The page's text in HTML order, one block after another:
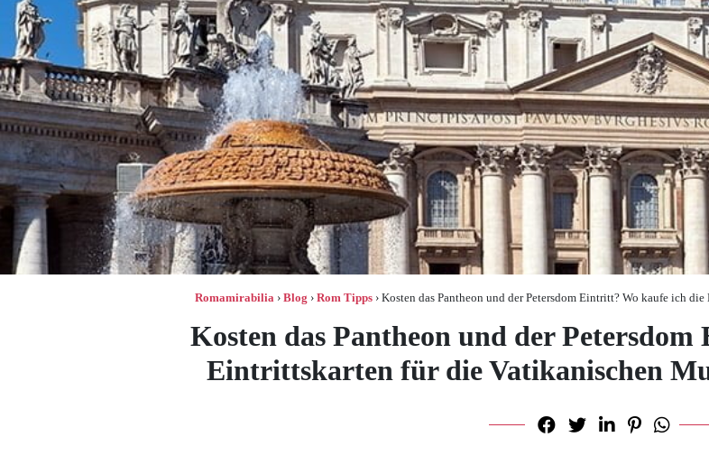
Romamirabilia › Blog › Rom Tipps › Kosten das Pantheon und der Petersdom Eintritt? Wo kaufe ich
Kosten das Pantheon und der
Eintrittskarten für die Vatikanischen